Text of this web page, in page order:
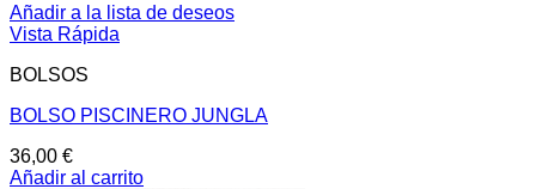
Añadir a la lista de deseos
Vista Rápida
BOLSOS
BOLSO PISCINERO JUNGLA
36,00 €
Añadir al carrito